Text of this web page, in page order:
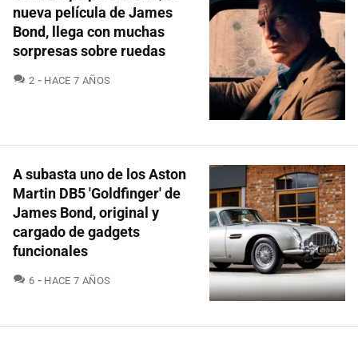
nueva película de James
Bond, llega con muchas
sorpresas sobre ruedas
2 COMENTARIOS
HACE 7 AÑOS
A subasta uno de los Aston
Martin DB5 'Goldfinger' de
James Bond, original y
cargado de gadgets
funcionales
6 COMENTARIOS
HACE 7 AÑOS